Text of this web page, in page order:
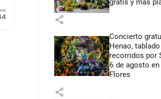
Duración: 44 segundos
gratis y más
share
Concierto
Henao,
recorridos por
6 de agosto
Flores
share